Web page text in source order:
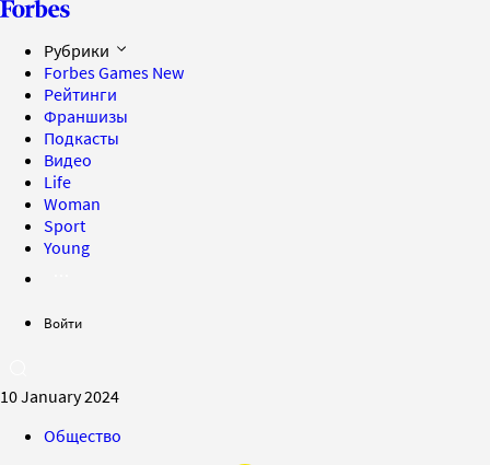
Рубрики
Forbes Games New
Рейтинги
Франшизы
Подкасты
Видео
Life
Woman
Sport
Young
Войти
10 January 2024
Общество